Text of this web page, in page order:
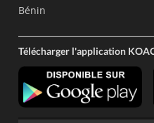
Bénin
Télécharger l'application